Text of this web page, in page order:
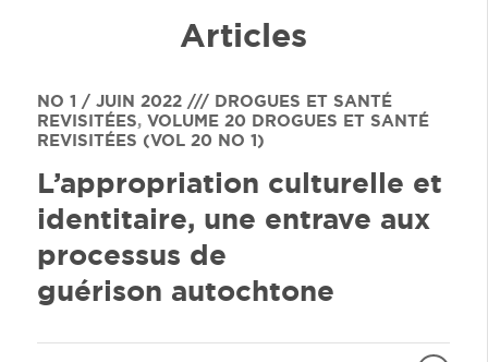
Articles
NO 1 / JUIN 2022 /// DROGUES ET SANTÉ
REVISITÉES, VOLUME 20 DROGUES ET SANTÉ
REVISITÉES (VOL 20 NO 1)
L’appropriation culturelle et
identitaire, une entrave aux
processus de
guérison autochtone